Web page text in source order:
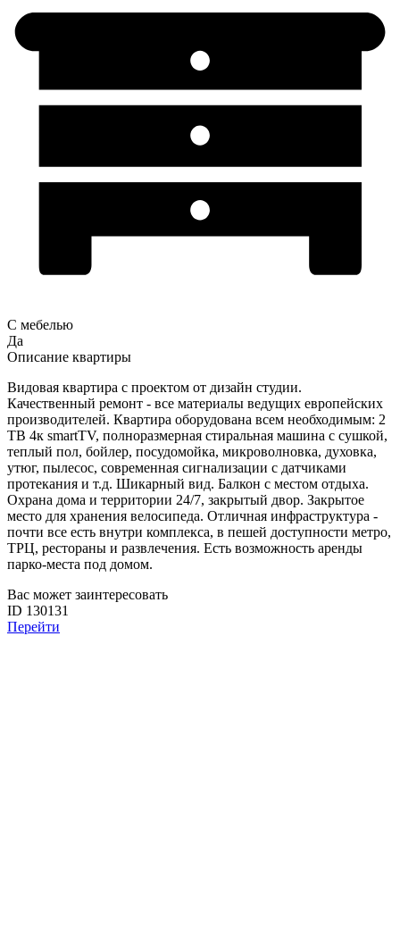
С мебелью
Да
Описание квартиры
Видовая квартира с проектом от дизайн студии.
Качественный ремонт - все материалы ведущих европейских
производителей. Квартира оборудована всем необходимым: 2
ТВ 4к smartTV, полноразмерная стиральная машина с сушкой,
теплый пол, бойлер, посудомойка, микроволновка, духовка,
утюг, пылесос, современная сигнализации с датчиками
протекания и т.д. Шикарный вид. Балкон с местом отдыха.
Охрана дома и территории 24/7, закрытый двор. Закрытое
место для хранения велосипеда. Отличная инфраструктура -
почти все есть внутри комплекса, в пешей доступности метро,
ТРЦ, рестораны и развлечения. Есть возможность аренды
парко-места под домом.
Вас может заинтересовать
ID 130131
Перейти